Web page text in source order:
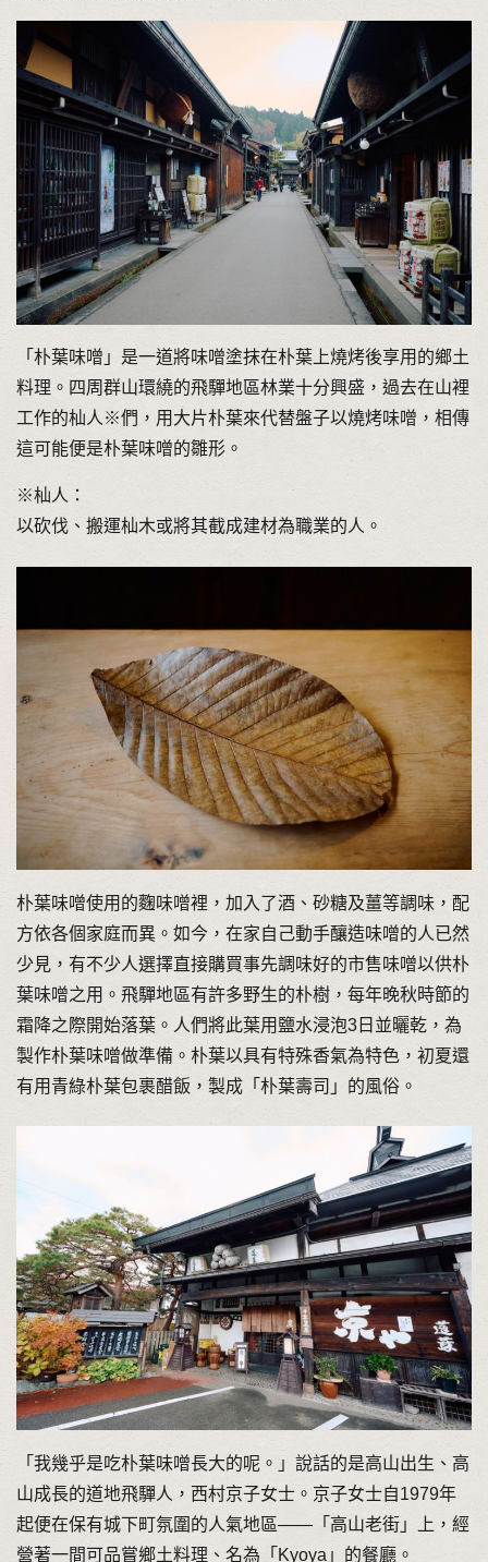
「朴葉味噌」是一道將味噌塗抹在朴葉上燒烤後享用的鄉土
料理。四周群山環繞的飛驒地區林業十分興盛，過去在山裡
工作的杣人※們，用大片朴葉來代替盤子以燒烤味噌，相傳
這可能便是朴葉味噌的雛形。
※杣人：
以砍伐、搬運杣木或將其截成建材為職業的人。
朴葉味噌使用的麴味噌裡，加入了酒、砂糖及薑等調味，配
方依各個家庭而異。如今，在家自己動手釀造味噌的人已然
少見，有不少人選擇直接購買事先調味好的市售味噌以供朴
葉味噌之用。飛驒地區有許多野生的朴樹，每年晚秋時節的
霜降之際開始落葉。人們將此葉用鹽水浸泡3日並曬乾，為
製作朴葉味噌做準備。朴葉以具有特殊香氣為特色，初夏還
有用青綠朴葉包裹醋飯，製成「朴葉壽司」的風俗。
「我幾乎是吃朴葉味噌長大的呢。」說話的是高山出生、高
山成長的道地飛驒人，西村京子女士。京子女士自1979年
起便在保有城下町氛圍的人氣地區——「高山老街」上，經
營著一間可品嘗鄉土料理、名為「Kyoya」的餐廳。